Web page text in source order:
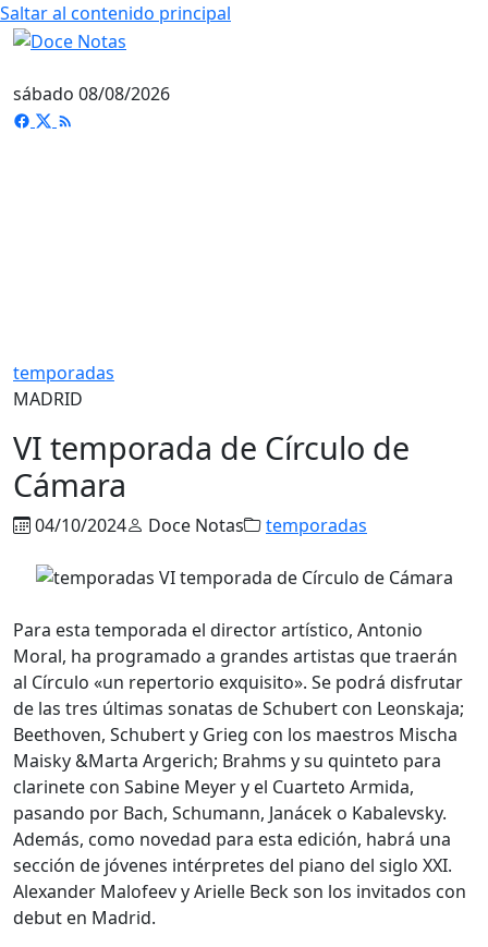
Saltar al contenido principal
sábado 08/08/2026
temporadas
MADRID
VI temporada de Círculo de
Cámara
04/10/2024 Doce Notas temporadas
Para esta temporada el director artístico, Antonio
Moral, ha programado a grandes artistas que traerán
al Círculo «un repertorio exquisito». Se podrá disfrutar
de las tres últimas sonatas de Schubert con Leonskaja;
Beethoven, Schubert y Grieg con los maestros Mischa
Maisky &Marta Argerich; Brahms y su quinteto para
clarinete con Sabine Meyer y el Cuarteto Armida,
pasando por Bach, Schumann, Janácek o Kabalevsky.
Además, como novedad para esta edición, habrá una
sección de jóvenes intérpretes del piano del siglo XXI.
Alexander Malofeev y Arielle Beck son los invitados con
debut en Madrid.